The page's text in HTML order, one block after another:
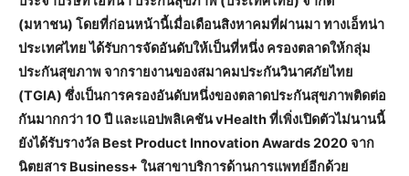
(มหาชน) โดยที่ก่อนหน้านี้เมื่อเดือนสิงหาคมที่ผ่านมา ทางเอ็ทน่า
ประเทศไทย ได้รับการจัดอันดับให้เป็นที่หนึ่ง ครองตลาดให้กลุ่ม
ประกันสุขภาพ จากรายงานของสมาคมประกันวินาศภัยไทย
(TGIA) ซึ่งเป็นการครองอันดับหนึ่งของตลาดประกันสุขภาพติดต่อ
กันมากกว่า 10 ปี และแอปพลิเคชัน vHealth ที่เพิ่งเปิดตัวไม่นานนี้
ยังได้รับรางวัล Best Product Innovation Awards 2020 จาก
นิตยสาร Business+ ในสาขาบริการด้านการแพทย์อีกด้วย